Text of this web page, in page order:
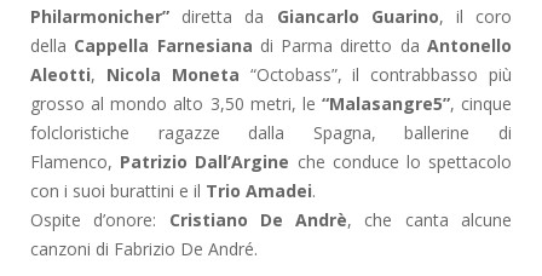
Philarmonicher” diretta da Giancarlo Guarino, il coro
della Cappella Farnesiana di Parma diretto daAntonello
Aleotti, Nicola Moneta “Octobass”, il contrabbasso più
grosso al mondo alto 3,50 metri, le “Malasangre5”, cinque
folcloristiche ragazze dalla Spagna, ballerine di
Flamenco, Patrizio Dall’Argine che conduce lo spettacolo
con i suoi burattini e il Trio Amadei.
Ospite d’onore: Cristiano De Andrè, che canta alcune
canzoni di Fabrizio De André.